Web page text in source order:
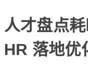
人才盘点耗
HR 落地优